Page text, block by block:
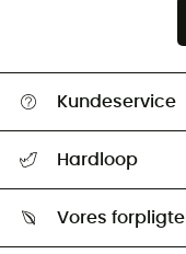
Kundeservice
Returnering &
Hardloop
Vores